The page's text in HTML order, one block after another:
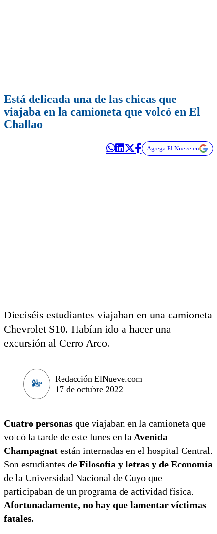
Está delicada una de las chicas que
viajaba en la camioneta que volcó en El
Challao
Agrega El Nueve en
Dieciséis estudiantes viajaban en una camioneta
Chevrolet S10. Habían ido a hacer una
excursión al Cerro Arco.
Redacción ElNueve.com
17 de octubre 2022
Cuatro personas que viajaban en la camioneta que
volcó la tarde de este lunes en la Avenida
Champagnat están internadas en el hospital Central.
Son estudiantes de Filosofía y letras y de Economía
de la Universidad Nacional de Cuyo que
participaban de un programa de actividad física.
Afortunadamente, no hay que lamentar víctimas
fatales.